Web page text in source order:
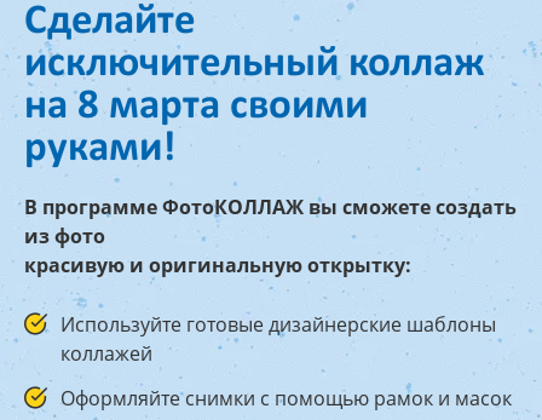
Сделайте
исключительный коллаж
на 8 марта своими
руками!
В программе ФотоКОЛЛАЖ вы сможете создать
из фото
красивую и оригинальную открытку:
Используйте готовые дизайнерские шаблоны
коллажей
Оформляйте снимки с помощью рамок и масок